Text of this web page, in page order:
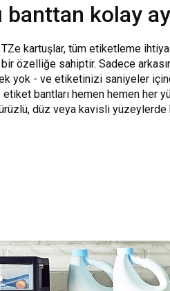
banttan kolay
kartuşlar, tüm etiketleme
bir özelliğe sahiptir. Sadece
yok - ve etiketinizi saniyeler
bantları hemen hemen her
düz veya kavisli yüzeylerde